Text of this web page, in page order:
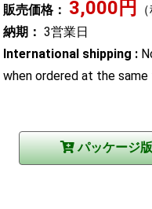
販売価格： 3,000円
納期： 3営業日
International shipping :
when ordered at the